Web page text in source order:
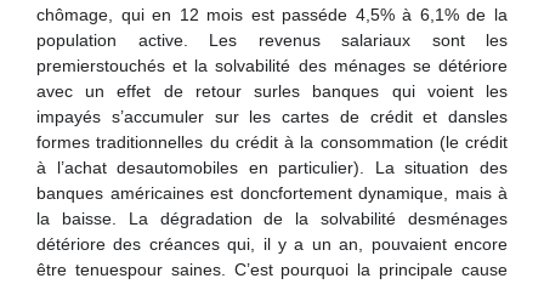
chômage, qui en 12 mois est passéde 4,5% à 6,1% de la
population active. Les revenus salariaux sont les
premierstouchés et la solvabilité des ménages se détériore
avec un effet de retour surles banques qui voient les
impayés s’accumuler sur les cartes de crédit et dansles
formes traditionnelles du crédit à la consommation (le crédit
à l’achat desautomobiles en particulier). La situation des
banques américaines est doncfortement dynamique, mais à
la baisse. La dégradation de la solvabilité desménages
détériore des créances qui, il y a un an, pouvaient encore
être tenuespour saines. C’est pourquoi la principale cause